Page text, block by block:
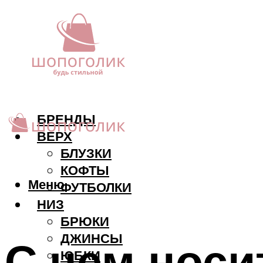
БРЕНДЫ
ВЕРХ
БЛУЗКИ
КОФТЫ
ФУТБОЛКИ
НИЗ
БРЮКИ
ДЖИНСЫ
ЮБКИ
Меню